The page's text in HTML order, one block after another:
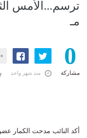
مـ
0
مشاركة منذ شهر واحد
أكد النائب مدحت الكمار